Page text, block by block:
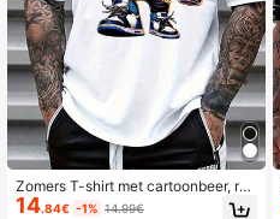
Zomers T-shirt met cartoonbeer, ron
de hals en korte mouwen voor here
14.84€ -1% 14.99€